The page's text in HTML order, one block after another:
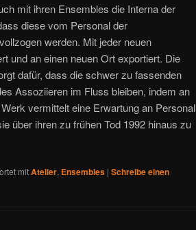
mit ihren Ensembles die Interna der
diese vom Personal der
werden. Mit jeder neuen
und an einen neuen Ort exportiert. Die
dafür, dass die schwer zu fassenden
Assoziieren im Fluss bleiben, indem an
vermittelt eine Erwartung an Personal
über ihren zu frühen Tod 1992 hinaus zu
mitAtelier, Ensembles | Schreibe einen